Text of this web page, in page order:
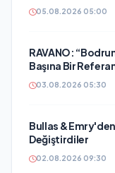
05.08.2026 05:00
RAVANO:
Başına Bir
03.08.2026 05:30
Bullas &
Değiştirdiler
02.08.2026 09:30